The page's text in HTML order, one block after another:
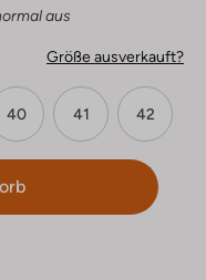
aus
Größe ausverkauft?
40 41 42